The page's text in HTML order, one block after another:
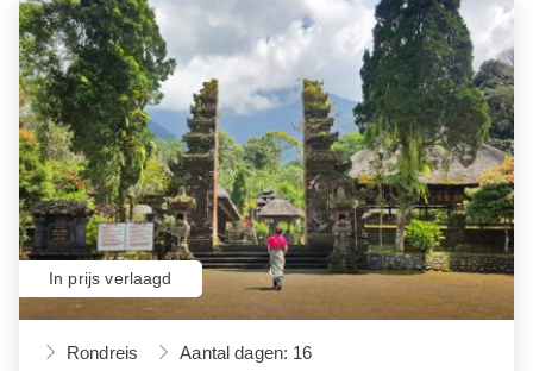
Rondreis Aantal dagen: 16
In prijs verlaagd